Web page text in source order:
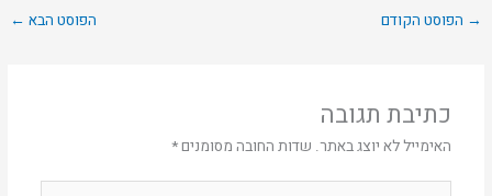
→ הפוסט הקודם הפוסט הבא ←
כתיבת תגובה
האימייל לא יוצג באתר. שדות החובה מסומנים*